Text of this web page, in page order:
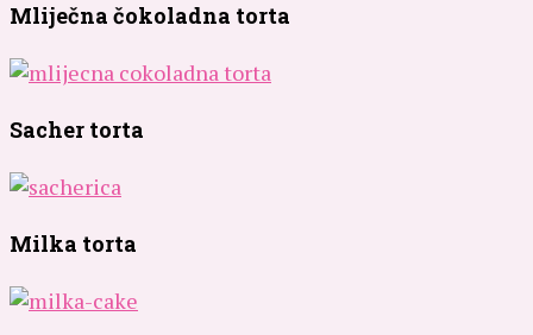
Mliječna čokoladna torta
Sacher torta
Milka torta